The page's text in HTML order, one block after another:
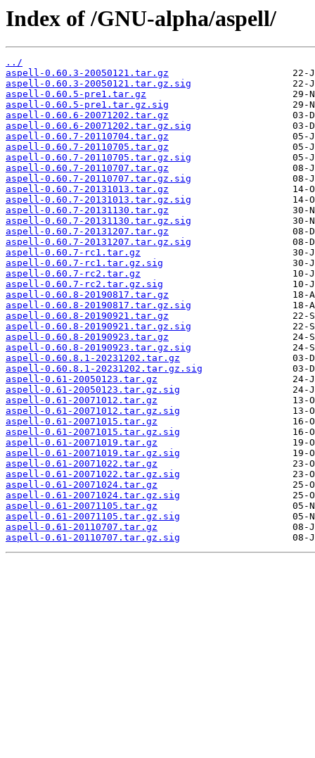
Index of /GNU-alpha/aspell/
../
aspell-0.60.3-20050121.tar.gz
aspell-0.60.3-20050121.tar.gz.sig
aspell-0.60.5-pre1.tar.gz
aspell-0.60.5-pre1.tar.gz.sig
aspell-0.60.6-20071202.tar.gz
aspell-0.60.6-20071202.tar.gz.sig
aspell-0.60.7-20110704.tar.gz
aspell-0.60.7-20110705.tar.gz
aspell-0.60.7-20110705.tar.gz.sig
aspell-0.60.7-20110707.tar.gz
aspell-0.60.7-20110707.tar.gz.sig
aspell-0.60.7-20131013.tar.gz
aspell-0.60.7-20131013.tar.gz.sig
aspell-0.60.7-20131130.tar.gz
aspell-0.60.7-20131130.tar.gz.sig
aspell-0.60.7-20131207.tar.gz
aspell-0.60.7-20131207.tar.gz.sig
aspell-0.60.7-rc1.tar.gz
aspell-0.60.7-rc1.tar.gz.sig
aspell-0.60.7-rc2.tar.gz
aspell-0.60.7-rc2.tar.gz.sig
aspell-0.60.8-20190817.tar.gz
aspell-0.60.8-20190817.tar.gz.sig
aspell-0.60.8-20190921.tar.gz
aspell-0.60.8-20190921.tar.gz.sig
aspell-0.60.8-20190923.tar.gz
aspell-0.60.8-20190923.tar.gz.sig
aspell-0.60.8.1-20231202.tar.gz
aspell-0.60.8.1-20231202.tar.gz.sig
aspell-0.61-20050123.tar.gz
aspell-0.61-20050123.tar.gz.sig
aspell-0.61-20071012.tar.gz
aspell-0.61-20071012.tar.gz.sig
aspell-0.61-20071015.tar.gz
aspell-0.61-20071015.tar.gz.sig
aspell-0.61-20071019.tar.gz
aspell-0.61-20071019.tar.gz.sig
aspell-0.61-20071022.tar.gz
aspell-0.61-20071022.tar.gz.sig
aspell-0.61-20071024.tar.gz
aspell-0.61-20071024.tar.gz.sig
aspell-0.61-20071105.tar.gz
aspell-0.61-20071105.tar.gz.sig
aspell-0.61-20110707.tar.gz
aspell-0.61-20110707.tar.gz.sig